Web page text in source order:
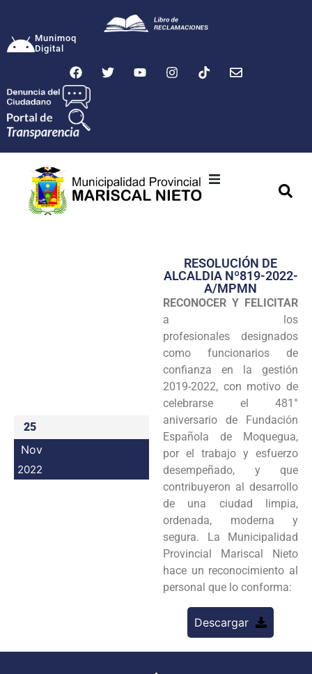
Munimoq
Digital
Transparencia
Seguridad
Programas
Intranet
25
Nov
2022
RESOLUClÓN DE
ALCALDIA Nº819-2022-
A/MPMN
RECONOCER Y FELICITAR
a los
profesionales designados
como funcionarios de
confianza en la gestión
2019-2022, con motivo de
celebrarse el 481°
aniversario de Fundación
Española de Moquegua,
por el trabajo y esfuerzo
desempeñado, y que
contribuyeron al desarrollo
de una ciudad limpia,
ordenada, moderna y
segura. La Municipalidad
Provincial Mariscal Nieto
hace un reconocimiento al
personal que lo conforma:
Descargar